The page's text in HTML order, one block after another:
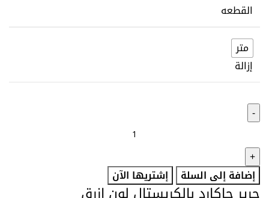
القطعه
متر
إزالة
إضافة إلى السلة إشتريها الآن